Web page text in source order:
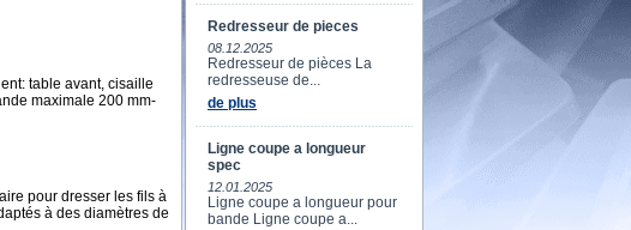
table avant, cisaille
maximale 200 mm-
pour dresser les fils à
à des diamètres de
Redresseur de pieces
08.12.2025
Redresseur de pièces La
redresseuse de...
de plus
Ligne coupe a longueur
spec
12.01.2025
Ligne coupe a longueur pour
bande Ligne coupe a...